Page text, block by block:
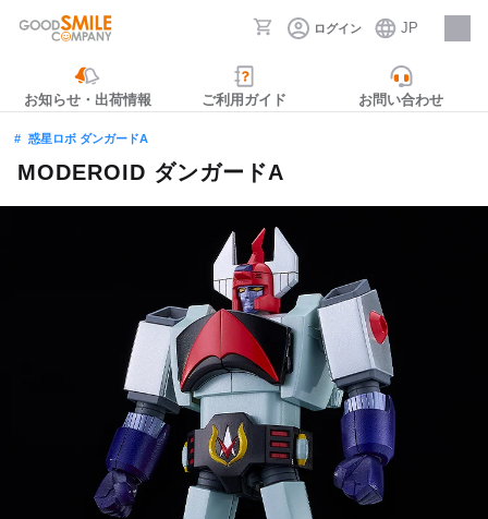
ログイン JP
採用情報
お知らせ・出荷情報 ご利用ガイド お問い合わせ
惑星ロボ ダンガードA
MODEROID ダンガードA